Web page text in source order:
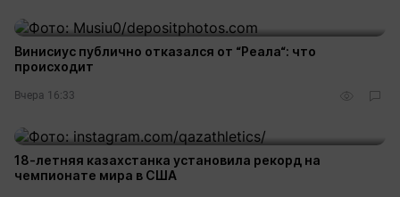
Винисиус публично отказался от “Реала“: что
происходит
Вчера 16:33
18-летняя казахстанка установила рекорд на
чемпионате мира в США